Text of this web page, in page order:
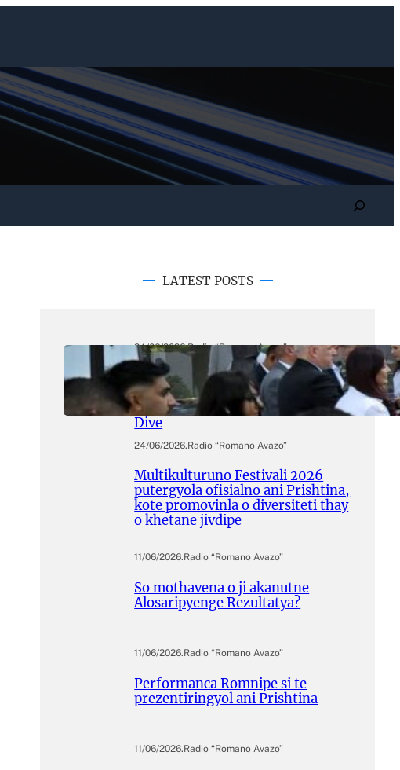
Search
LATEST POSTS
24/06/2026.Radio “Romano Avazo”
Adive hramingyola thay
manifestingyola e Egiptasyune
Komunitetesko Memorialuno
Dive
24/06/2026.Radio “Romano Avazo”
Multikulturuno Festivali 2026
putergyola ofisialno ani Prishtina,
kote promovinla o diversiteti thay
o khetane jivdipe
11/06/2026.Radio “Romano Avazo”
So mothavena o ji akanutne
Alosaripyenge Rezultatya?
11/06/2026.Radio “Romano Avazo”
Performanca Romnipe si te
prezentiringyol ani Prishtina
11/06/2026.Radio “Romano Avazo”